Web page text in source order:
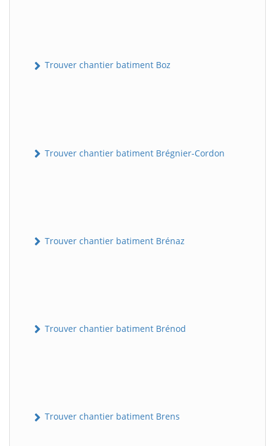
Trouver chantier batiment Boz
Trouver chantier batiment Brégnier-Cordon
Trouver chantier batiment Brénaz
Trouver chantier batiment Brénod
Trouver chantier batiment Brens